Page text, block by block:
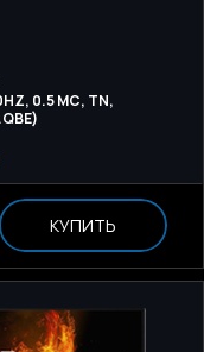
0.5 МС, TN,
КУПИТЬ